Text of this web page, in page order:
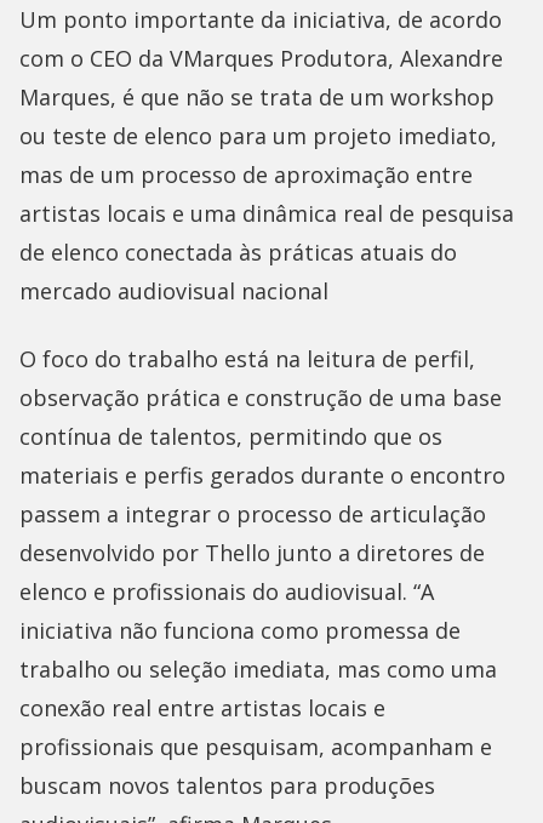
Um ponto importante da iniciativa, de acordo
com o CEO da VMarques Produtora, Alexandre
Marques, é que não se trata de um workshop
ou teste de elenco para um projeto imediato,
mas de um processo de aproximação entre
artistas locais e uma dinâmica real de pesquisa
de elenco conectada às práticas atuais do
mercado audiovisual nacional
O foco do trabalho está na leitura de perfil,
observação prática e construção de uma base
contínua de talentos, permitindo que os
materiais e perfis gerados durante o encontro
passem a integrar o processo de articulação
desenvolvido por Thello junto a diretores de
elenco e profissionais do audiovisual. “A
iniciativa não funciona como promessa de
trabalho ou seleção imediata, mas como uma
conexão real entre artistas locais e
profissionais que pesquisam, acompanham e
buscam novos talentos para produções